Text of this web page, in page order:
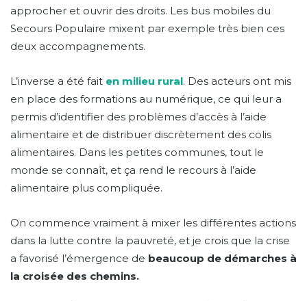
approcher et ouvrir des droits. Les bus mobiles du
Secours Populaire mixent par exemple très bien ces
deux accompagnements.
L’inverse a été fait en milieu rural. Des acteurs ont mis
en place des formations au numérique, ce qui leur a
permis d’identifier des problèmes d’accès à l’aide
alimentaire et de distribuer discrètement des colis
alimentaires. Dans les petites communes, tout le
monde se connaît, et ça rend le recours à l’aide
alimentaire plus compliquée.
On commence vraiment à mixer les différentes actions
dans la lutte contre la pauvreté, et je crois que la crise
a favorisé l’émergence de beaucoup de démarches à
la croisée des chemins.